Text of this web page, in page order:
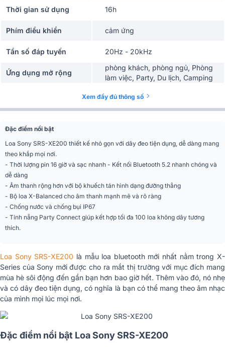
Thời gian sử dụng 16h
Phím điều khiển cảm ứng
Tần số đáp tuyến 20Hz - 20kHz
Ứng dụng mở rộng
phòng khách, phòng ngủ, Phòng
làm việc, Party, Du lịch, Camping
có mic đàm thoại, Kết nối nhiều loa
Cổng kết nối
Ứng dụng điều khiển
trên điện thoại
Sony | Music Center
Màu sắc
Chất liệu
đường thẳng)
Kích thước loa
42mm x 51mm
Chế độ âm thanh Clear Audio +, DSEE
Kích thước (RxCxS) 90 x 208 x 94 mm
Trọng lượng 0,8kg
Xem đầy đủ thông số
Đặc điểm nổi bật
Loa Sony SRS-XE200 thiết kế nhỏ gọn với dây đeo tiện dụng, dễ dàng mang
theo khắp mọi nơi.
- Thời lượng pin 16 giờ và sạc nhanh - Kết nối Bluetooth 5.2 nhanh chóng và
dễ dàng
- Âm thanh rộng hơn với bộ khuếch tán hình dạng đường thẳng
- Bộ loa X-Balanced cho âm thanh mạnh mẽ và rõ ràng
- Chống nước và chống bụi IP67
- Tính nẵng Party Connect giúp kết hợp tối đa 100 loa không dây tương
thích.
Loa Sony SRS-XE200 là mẫu loa bluetooth mới nhất nằm trong X-
Series của Sony mới được cho ra mắt thị trường với mục đích mang
mùa hè sôi động đến gần bạn hơn bao giờ hết. Thêm vào đó, nó nhẹ
và có dây đeo tiện dụng, có nghĩa là bạn có thể mang theo âm nhạc
của mình mọi lúc mọi nơi.
Đặc điểm nổi bật Loa Sony SRS-XE200